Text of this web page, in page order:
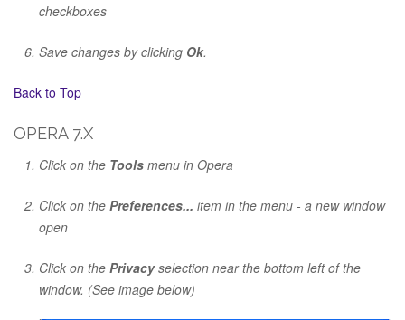
checkboxes
Save changes by clicking Ok.
Back to Top
OPERA 7.X
Click on the Tools menu in Opera
Click on the Preferences... item in the menu - a new window
open
Click on the Privacyselection near the bottom left of the
window. (See image below)